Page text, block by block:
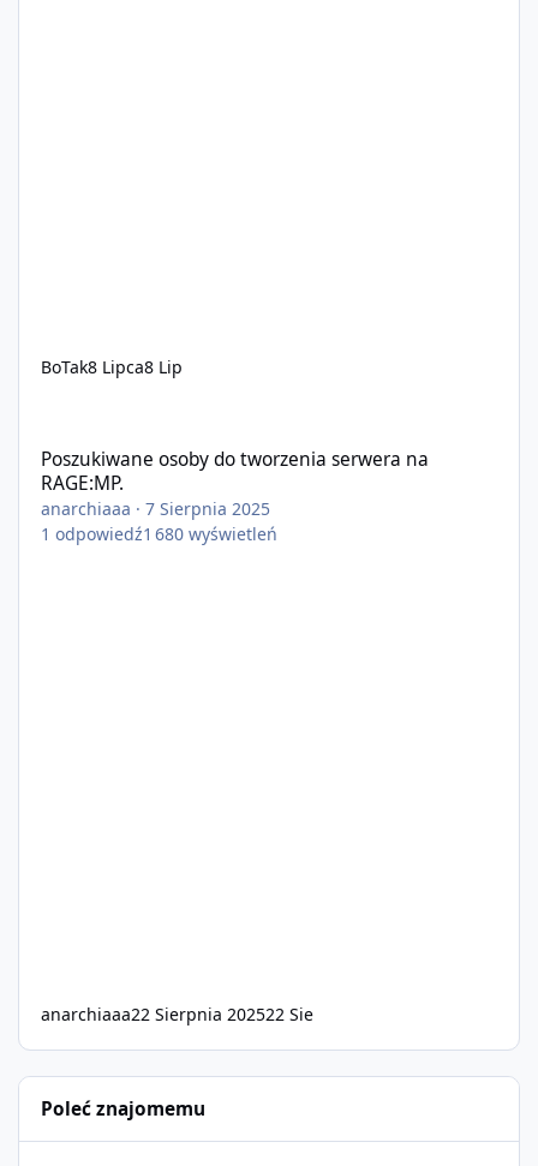
BoTak8 Lipca8 Lip
Poszukiwane osoby do tworzenia serwera na
RAGE:MP.
anarchiaaa ·7 Sierpnia 2025
1 odpowiedź1 680 wyświetleń
anarchiaaa22 Sierpnia 202522 Sie
Poleć znajomemu